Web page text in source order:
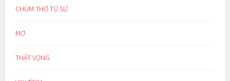
CHÙM THƠ TỰ SỰ
MƠ
THẤT VỌNG